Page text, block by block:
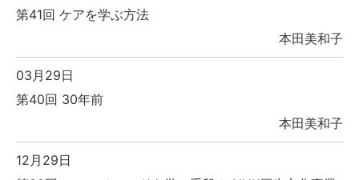
第41回 ケアを学ぶ方法
本田美和子
03月29日
第40回 30年前
本田美和子
12月29日